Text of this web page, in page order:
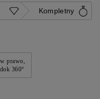
Kompletny
prawo,
360°